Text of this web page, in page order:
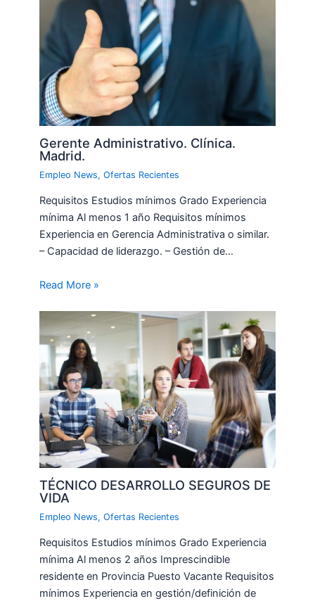
Gerente Administrativo. Clínica.
Madrid.
Empleo News,Ofertas Recientes
Requisitos Estudios mínimos Grado Experiencia
mínima Al menos 1 año Requisitos mínimos
Experiencia en Gerencia Administrativa o similar.
– Capacidad de liderazgo. – Gestión de…
Read More »
TÉCNICO DESARROLLO SEGUROS DE
VIDA
Empleo News,Ofertas Recientes
Requisitos Estudios mínimos Grado Experiencia
mínima Al menos 2 años Imprescindible
residente en Provincia Puesto Vacante Requisitos
mínimos Experiencia en gestión/definición de